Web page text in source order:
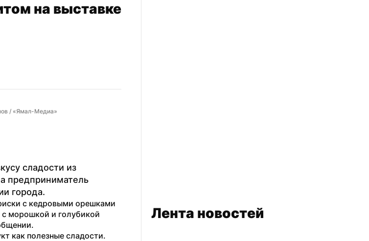
на выставке
/ «Ямал-Медиа»
сладости из
предприниматель
города.
с кедровыми орешками
морошкой и голубикой
как полезные сладости.
Лента новостей